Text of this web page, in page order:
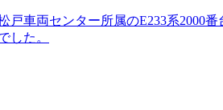
戸車両センター所属のE233系2000
した。